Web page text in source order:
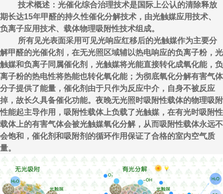
技术概述：光催化综合治理技术是国际上公认的清除释放
期长达15年甲醛的持久性催化分解技术，由光触媒应用技术、
负离子应用技术、载体物理吸附性技术组成。
所有见光表面采用可见光响应红移后的光触媒作为主要分
解甲醛的光催化剂，在无光照区域辅以热电响应的负离子粉，光
触媒和负离子同属催化剂，光触媒将光能直接转化成氧化能，负
离子粉的热电性将热能也转化氧化能；为彻底氧化分解有害气体
分子提供了能量，催化剂由于只作为反应中介，自身不被反应
掉，故长久具备催化功能。夜晚无光照时吸附性载体的物理吸附
性能起主导作用，吸附性载体上负载了光触媒，在有光时吸附性
载体上的有害气体会被光触媒氧化分解，从而吸附性载体永远不
会饱和，催化剂和吸附剂的循环作用保证了合格的室内空气质
量。